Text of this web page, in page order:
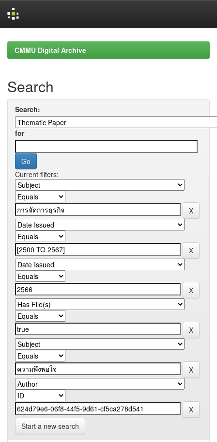
navigationCMMU Digital Archive
Search
Search:
for
Current filters:
Start a new search